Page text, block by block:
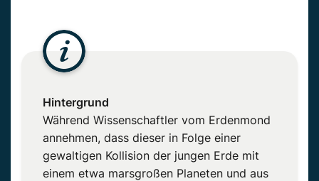
Hintergrund
Während Wissenschaftler vom Erdenmond
annehmen, dass dieser in Folge einer
gewaltigen Kollision der jungen Erde mit
einem etwa marsgroßen Planeten und aus